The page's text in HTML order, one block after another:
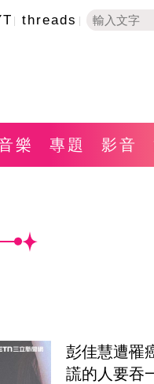
threads
樂 專題 影音
彭佳慧遭罹
謊的人要吞